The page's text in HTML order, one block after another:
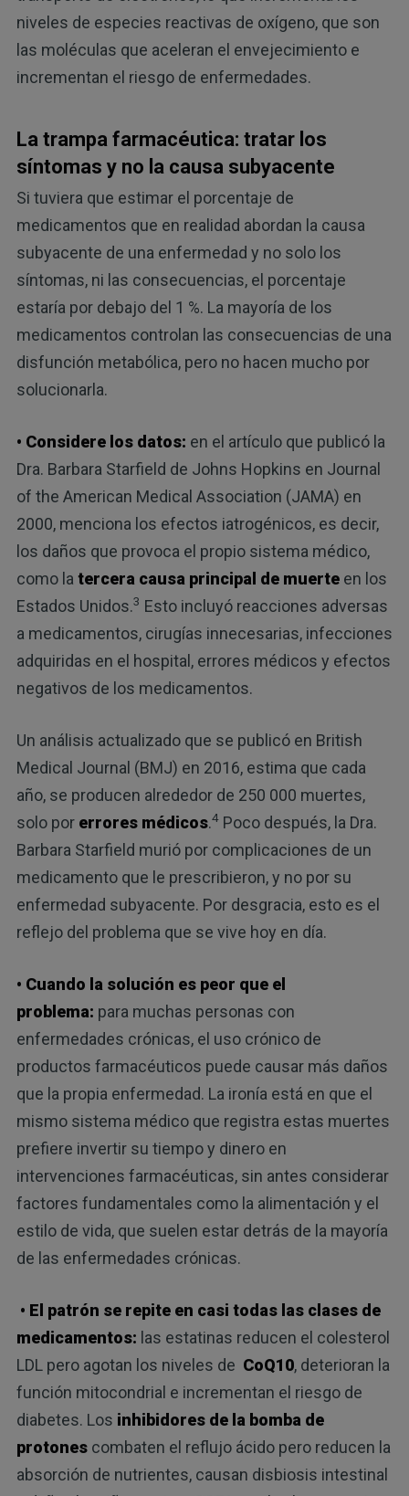
niveles de especies reactivas de oxígeno, que son
las moléculas que aceleran el envejecimiento e
incrementan el riesgo de enfermedades.
La trampa farmacéutica: tratar los
síntomas y no la causa subyacente
Si tuviera que estimar el porcentaje de
medicamentos que en realidad abordan la causa
subyacente de una enfermedad y no solo los
síntomas, ni las consecuencias, el porcentaje
estaría por debajo del 1 %. La mayoría de los
medicamentos controlan las consecuencias de una
disfunción metabólica, pero no hacen mucho por
solucionarla.
• Considere los datos: en el artículo que publicó la
Dra. Barbara Starfield de Johns Hopkins en Journal
of the American Medical Association (JAMA) en
2000, menciona los efectos iatrogénicos, es decir,
los daños que provoca el propio sistema médico,
como la tercera causa principal de muerteen los
Estados Unidos.3 Esto incluyó reacciones adversas
a medicamentos, cirugías innecesarias, infecciones
adquiridas en el hospital, errores médicos y efectos
negativos de los medicamentos.
Un análisis actualizado que se publicó en British
Medical Journal (BMJ) en 2016, estima que cada
año, se producen alrededor de 250 000 muertes,
solo por errores médicos.4Poco después, la Dra.
Barbara Starfield murió por complicaciones de un
medicamento que le prescribieron, y no por su
enfermedad subyacente. Por desgracia, esto es el
reflejo del problema que se vive hoy en día.
• Cuando la solución es peor que el
problema: para muchas personas con
enfermedades crónicas, el uso crónico de
productos farmacéuticos puede causar más daños
que la propia enfermedad. La ironía está en que el
mismo sistema médico que registra estas muertes
prefiere invertir su tiempo y dinero en
intervenciones farmacéuticas, sin antes considerar
factores fundamentales como la alimentación y el
estilo de vida, que suelen estar detrás de la mayoría
de las enfermedades crónicas.
• El patrón se repite en casi todas las clases de
medicamentos: las estatinas reducen el colesterol
LDL pero agotan los niveles de CoQ10, deterioran la
función mitocondrial e incrementan el riesgo de
diabetes. Los inhibidores de la bomba de
protonescombaten el reflujo ácido pero reducen la
absorción de nutrientes, causan disbiosis intestinal